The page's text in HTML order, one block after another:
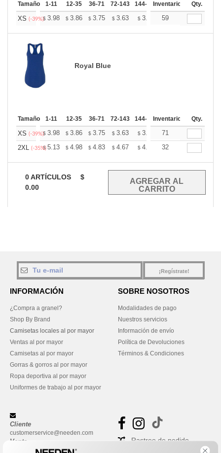
Tamaño 1-11 12-35 36-71 72-143 144-287 288 + Mas
Inventario Qty.
XS (-39%)$ 3.98 $ 3.86 $ 3.75 $ 3.63 $ 3.51 $3.45
59
Royal Blue
Tamaño 1-11 12-35 36-71 72-143 144-287 288 + Mas
Inventario Qty.
XS (-39%)$ 3.98 $ 3.86 $ 3.75 $ 3.63 $ 3.51 $3.45
71
2XL (-35%)
$5.13 $ 4.98 $ 4.83 $ 4.67 $ 4.52 $4.45
32
0ARTÍCULOS
$
0.00
¡Regístrate!
INFORMACIÓN
¿Compra a granel?
Shop By Brand
Camisetas locales al por mayor
Ventas al por mayor
Camisetas al por mayor
Gorras & gorros al por mayor
Ropa deportiva al por mayor
Uniformes de trabajo al por mayor
SOBRE NOSOTROS
Modalidades de pago
Nuestros servicios
Información de envío
Política de Devoluciones
Términos & Condiciones
Cliente
customerservice@needen.com
Venta
sales@needen.com
Rastreo de pedido